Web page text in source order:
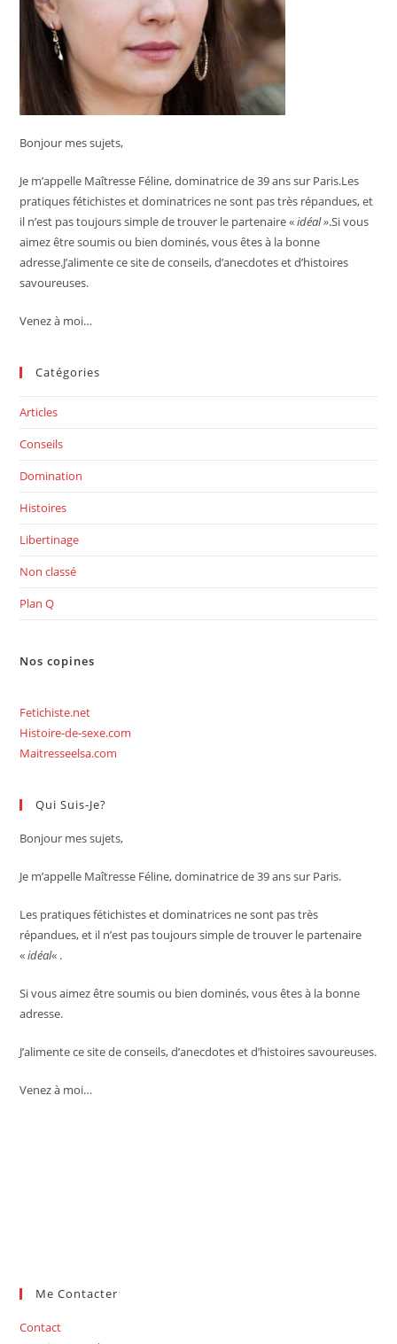
Bonjour mes sujets,
Je m’appelle Maîtresse Féline, dominatrice de 39 ans sur Paris.Les
pratiques fétichistes et dominatrices ne sont pas très répandues, et
il n’est pas toujours simple de trouver le partenaire «idéal ».Si vous
aimez être soumis ou bien dominés, vous êtes à la bonne
adresse.J’alimente ce site de conseils, d’anecdotes et d’histoires
savoureuses.
Venez à moi…
Catégories
Articles
Conseils
Domination
Histoires
Libertinage
Non classé
Plan Q
Nos copines
Fetichiste.net
Histoire-de-sexe.com
Maitresseelsa.com
Qui Suis-Je?
Bonjour mes sujets,
Je m’appelle Maîtresse Féline, dominatrice de 39 ans sur Paris.
Les pratiques fétichistes et dominatrices ne sont pas très
répandues, et il n’est pas toujours simple de trouver le partenaire
«idéal« .
Si vous aimez être soumis ou bien dominés, vous êtes à la bonne
adresse.
J’alimente ce site de conseils, d’anecdotes et d’histoires savoureuses.
Venez à moi…
Me Contacter
Contact